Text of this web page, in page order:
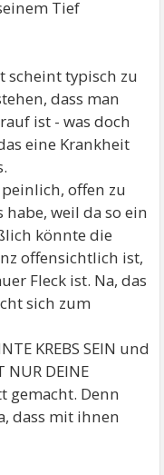
Tief
scheint typisch zu
dass man
ist - was doch
eine Krankheit
offen zu
weil da so ein
könnte die
offensichtlich ist,
Fleck ist. Na, das
sich zum
KREBS SEIN und
DEINE
gemacht. Denn
dass mit ihnen